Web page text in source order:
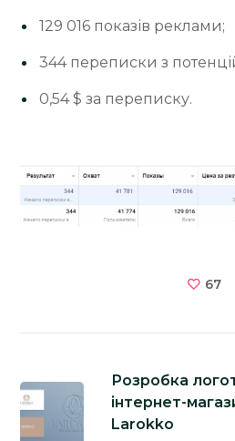
129 016 показів реклами;
344 переписки з
0,54 $ за переписку.
67
Розробка
інтернет-
Larokko